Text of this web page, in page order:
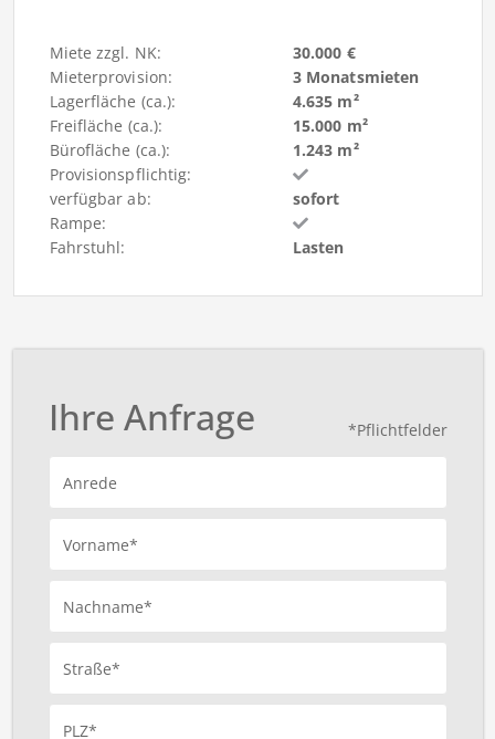
Miete zzgl. NK:
30.000 €
Mieterprovision:
3 Monatsmieten
Lagerfläche (ca.):
4.635 m²
Freifläche (ca.):
15.000 m²
Bürofläche (ca.):
1.243 m²
Provisionspflichtig:
verfügbar ab:
sofort
Rampe:
Fahrstuhl:
Lasten
*Pflichtfelder
Ihre Anfrage
Anrede
Vorname*
Nachname*
Straße*
PLZ*